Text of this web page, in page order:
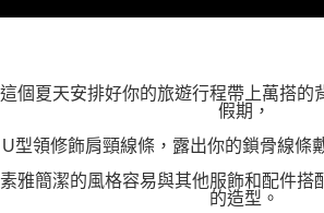
這個夏天安排好你的旅遊行程帶上萬搭的
假期，
U型領修飾肩頸線條，露出你的鎖骨線條
素雅簡潔的風格容易與其他服飾和配件搭
的造型。